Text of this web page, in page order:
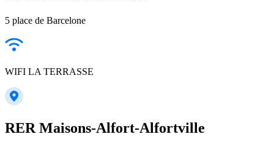
5 place de Barcelone
WIFI LA TERRASSE
RER Maisons-Alfort-Alfortville